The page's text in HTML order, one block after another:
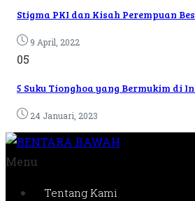
Stigma PKI dan Kisah Perempuan
9 April, 2022
05
5 Suku Tionghoa yang Bermukim di
24 Januari, 2023
Menu
Tentang Kami